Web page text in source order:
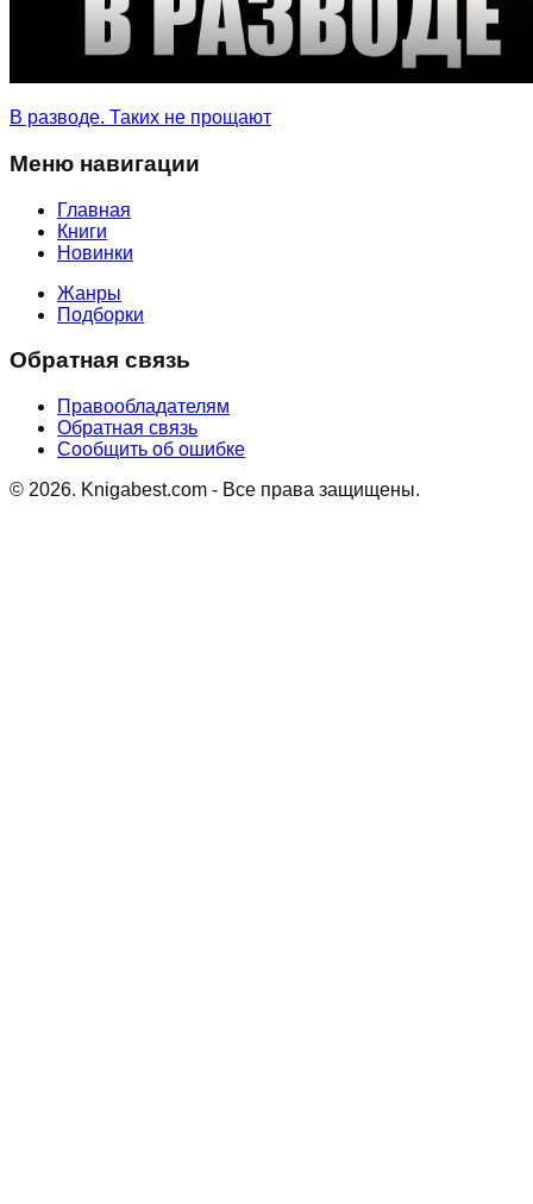
В разводе. Таких не прощают
Меню навигации
Главная
Книги
Новинки
Жанры
Подборки
Обратная связь
Правообладателям
Обратная связь
Сообщить об ошибке
© 2026. Knigabest.com - Все права защищены.